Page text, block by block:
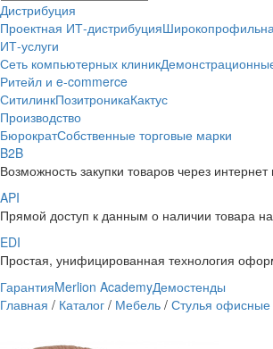
Дистрибуция
Проектная ИТ-дистрибуция
ИТ-услуги
Сеть компьютерных клиник
Ритейл и e-commerce
СитилинкПозитроникаКактус
Производство
БюрократСобственные торговые марки
B2B
Возможность закупки товаров через
API
Прямой доступ к данным о наличии товара на
EDI
Простая, унифицированная технология
ГарантияMerlion AcademyДемостенды
Главная / Каталог / Мебель / Стулья офисные